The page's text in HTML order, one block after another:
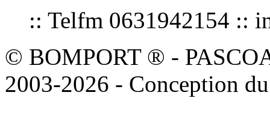
:: Telfm 0631942154 ::
© BOMPORT ® -
2003-2026 - Conception